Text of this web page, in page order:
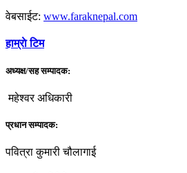
वेबसाईट: www.faraknepal.com
हाम्राे टिम
अध्यक्ष/सह सम्पादक:
महेश्वर अधिकारी
प्रधान सम्पादक:
पवित्रा कुमारी चौलागाई